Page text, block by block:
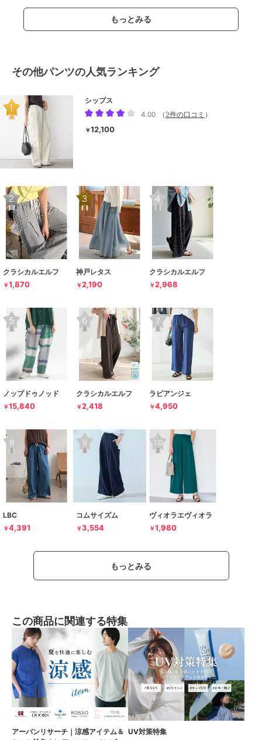
もっとみる
その他パンツの人気ランキング
シップス
4.00
（ 2件の口コミ ）
￥12,100
クラシカルエルフ
￥1,870
神戸レタス
￥2,190
クラシカルエルフ
￥2,968
ノップドゥノッド
￥15,840
クラシカルエルフ
￥2,418
ラビアンジェ
￥4,950
LBC
￥4,391
コムサイズム
￥3,554
ヴィオラエヴィオラ
￥1,980
もっとみる
この商品に関連する特集
アーバンリサーチ｜涼感アイテム＆ UV対策特集